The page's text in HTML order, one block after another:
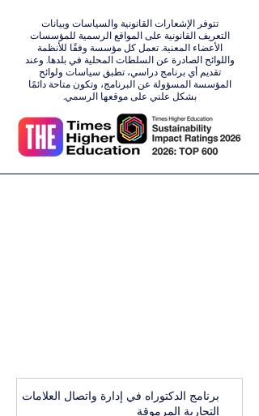
تتوفر الإشعارات القانونية والسياسات وبيانات
التعريف القانونية على المواقع الرسمية للمؤسسات
الأعضاء المعنية. تعمل كل مؤسسة وفقًا للأنظمة
واللوائح الصادرة عن السلطات المحلية في بلدها. وعند
تقديم أي برنامج دراسي، تطبق سياسات ولوائح
المؤسسة المسؤولة عن البرنامج، وتكون متاحة دائمًا
بشكل علني على موقعها الرسمي.
برنامج الدكتوراه في إدارة واتصال العلامات
التجارية المرموقة